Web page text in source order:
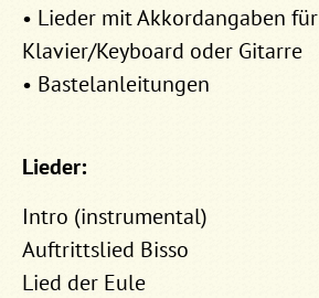
• Lieder mit Akkordangaben für
Klavier/Keyboard oder Gitarre
• Bastelanleitungen
Lieder:
Intro (instrumental)
Auftrittslied Bisso
Lied der Eule